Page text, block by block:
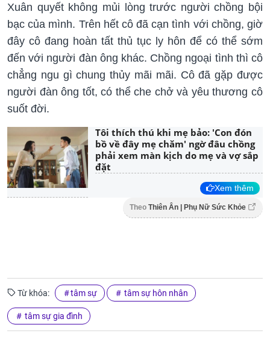
Xuân quyết không mủi lòng trước người chồng bội
bạc của mình. Trên hết cô đã cạn tình với chồng, giờ
đây cô đang hoàn tất thủ tục ly hôn để có thể sớm
đến với người đàn ông khác. Chồng ngoại tình thì cô
chẳng ngu gì chung thủy mãi mãi. Cô đã gặp được
người đàn ông tốt, có thể che chở và yêu thương cô
suốt đời.
Tôi thích thú khi mẹ bảo: 'Con đón
bồ về đây mẹ chăm' ngờ đâu chồng
phải xem màn kịch do mẹ và vợ sắp
đặt
Xem thêm
Theo Thiên Ân | Phụ Nữ Sức Khỏe
Từ khóa: tâm sự tâm sự hôn nhân
tâm sự gia đình